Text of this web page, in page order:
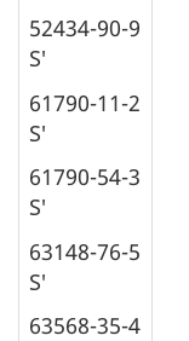
52434-90-9
S′
61790-11-2
S′
61790-54-3
S′
63148-76-5
S′
63568-35-4